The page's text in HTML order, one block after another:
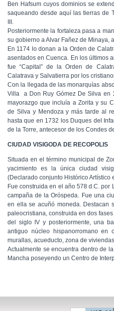
Ben Hafsum cuyos dominios se
saqueando desde aquí las tierras de
III.
Posteriormente la fortaleza pasa a
su gobierno a Alvar Fañez de Minaya,
En 1174 lo donan a la Orden de
asentados en Cuenca. En los últimos
fue “Capital” de la Orden de
Calatrava y Salvatierra por los
Con la llegada de las monarquías
Villa a Don Ruy Gómez De Silva en
mayorazgo que incluía a Zorita y su
de Silva y Mendoza y más tarde al
hasta que en 1732 los Duques del
de la Torre, antecesor de los Condes
CIUDAD VISIGODA DE RECOPOLIS
Situada en el término municipal de
yacimiento es la única ciudad
(Declarado conjunto Histórico Artístico
Fue construida en el año 578 d.C.
campaña de la Oróspeda. Fue una
en ella se acuñó moneda. Destacan
paleocristiana, construida en dos
del siglo IV y posteriormente, una
antiguo núcleo hispanorromano en
murallas, acueducto, zona de
Actualmente se encuentra dentro de
Mancha poseyendo un Centro de